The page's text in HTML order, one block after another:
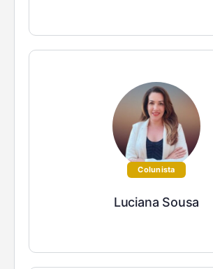
Colunista
Luciana Sousa